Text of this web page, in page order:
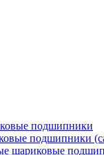
подшипники
подшипники
шариковые